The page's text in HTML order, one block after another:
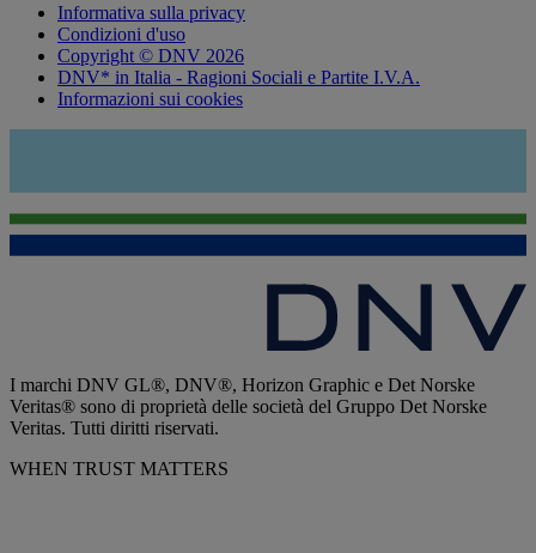
Informativa sulla privacy
Condizioni d'uso
Copyright © DNV 2026
DNV* in Italia - Ragioni Sociali e Partite I.V.A.
Informazioni sui cookies
I marchi DNV GL®, DNV®, Horizon Graphic e Det Norske
Veritas® sono di proprietà delle società del Gruppo Det Norske
Veritas. Tutti diritti riservati.
WHEN TRUST MATTERS